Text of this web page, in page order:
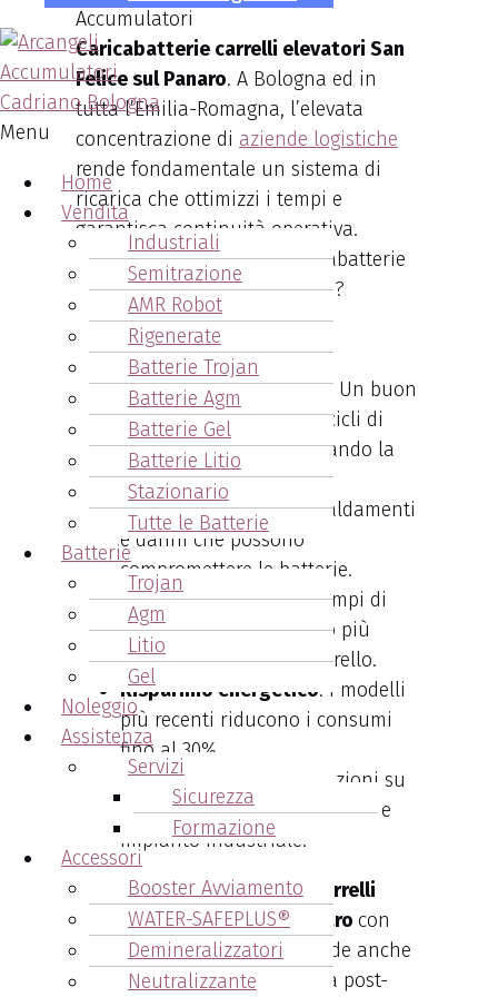
Menu
Home
Vendita
Industriali
Semitrazione
AMR Robot
Rigenerate
Batterie Trojan
Batterie Agm
Batterie Gel
Batterie Litio
Stazionario
Tutte le Batterie
Batterie
Trojan
Agm
Litio
Gel
Noleggio
Assistenza
Servizi
Sicurezza
Formazione
Accessori
Booster Avviamento
WATER-SAFEPLUS®
Demineralizzatori
Neutralizzante
Caricabatterie carrelli elevatori San
Felice sul Panaro. A Bologna ed in
tutta l’Emilia-Romagna, l’elevata
concentrazione di aziende logistiche
rende fondamentale un sistema di
ricarica che ottimizzi i tempi e
garantisca continuità operativa.
Ma perché scegliere un caricabatterie
specifico per carrelli elevatori?
Ecco alcune buone ragioni:
Affidabilità energetica: Un buon
caricabatterie assicura cicli di
carica ottimali, prolungando la
vita della batteria.
Sicurezza: Evita surriscaldamenti
e danni che possono
compromettere le batterie.
Efficienza operativa: Tempi di
carica ridotti significano più
tempo di utilizzo del carrello.
Risparmio energetico: I modelli
più recenti riducono i consumi
fino al 30%.
Personalizzazione
: Soluzioni su
misura per ogni tipo di flotta e
impianto industriale.
La
vendita caricabatterie carrelli
elevatori San Felice sul Panaro con
Arcangeli Accumulatori include anche
supporto tecnico e assistenza post-